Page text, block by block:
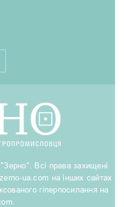
Всі права захищені
ua.com на інших сайтах
гіперпосилання на